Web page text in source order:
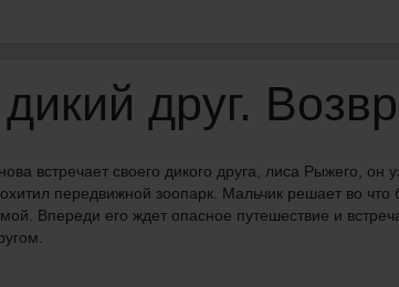
друг.
встречает своего дикого друга, лиса Рыжего, он
передвижной зоопарк. Мальчик решает во что
Впереди его ждет опасное путешествие и